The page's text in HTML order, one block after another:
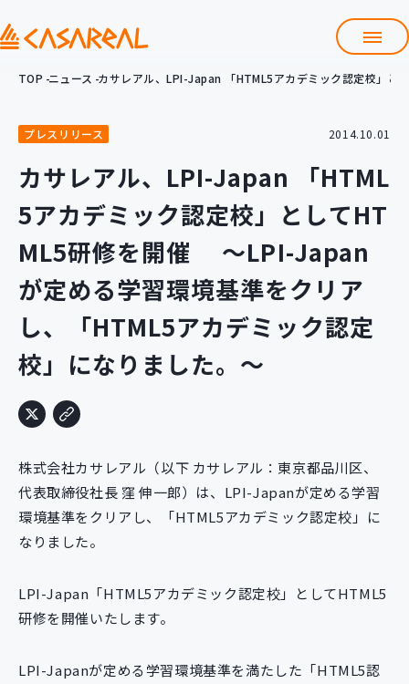
会社情報
サービス
プロダクト開発支援
クラウド導入支援 Git導入支援
システム構築支援
定型コース 新入社員コース
カスタマイズコース 教材購入
新規開発サービス
導入事例
イベント・セミナー
採用情報
TOP ニュース カサレアル、LPI-Japan 「HTML5アカデミック認定校」
プレスリリース 2014.10.01
カサレアル、LPI-Japan 「HTML
5アカデミック認定校」としてHT
ML5研修を開催 ～LPI-Japan
が定める学習環境基準をクリア
し、「HTML5アカデミック認定
校」になりました。～
株式会社カサレアル（以下 カサレアル：東京都品川区、
代表取締役社長 窪 伸一郎）は、LPI-Japanが定める学習
環境基準をクリアし、「HTML5アカデミック認定校」に
なりました。
LPI-Japan「HTML5アカデミック認定校」としてHTML5
研修を開催いたします。
LPI-Japanが定める学習環境基準を満たした「HTML5認